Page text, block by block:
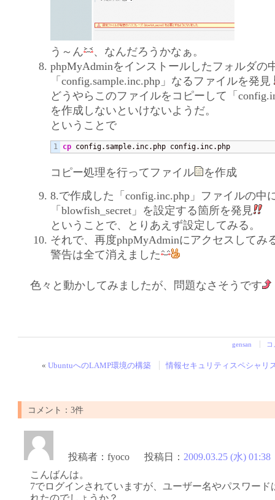
う～ん
、なんだろうかなぁ。
phpMyAdminをインストールしたフォルダの
「config.sample.inc.php」なるファイルを発見
どうやらこのファイルをコピーして「
を作成しないといけないようだ。
ということで
cp config.sample.inc.php config.inc.php
コピー処理を行ってファイル
を作成
8.で作成した「config.inc.php」ファイルの中
「blowfish_secret」を設定する箇所を発見
ということで、とりあえず設定してみる。
それで、再度phpMyAdminにアクセスしてみ
警告は全て消えました
色々と動かしてみましたが、問題なさそうです
gensan
« UbuntuへのLAMP環境の構築 情報セキュリティスペシャ
コメント：3件
投稿者：fyoco 投稿日：2009.03.25 (水) 01:38
こんばんは。
7でログインされていますが、ユーザー名やパスワード